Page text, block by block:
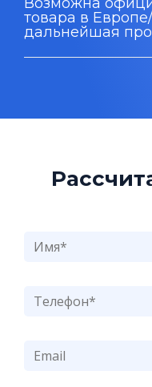
товара в
дальнейшая